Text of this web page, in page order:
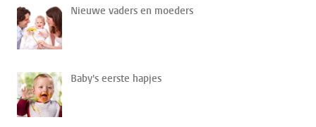
Nieuwe vaders en moeders
Baby's eerste hapjes